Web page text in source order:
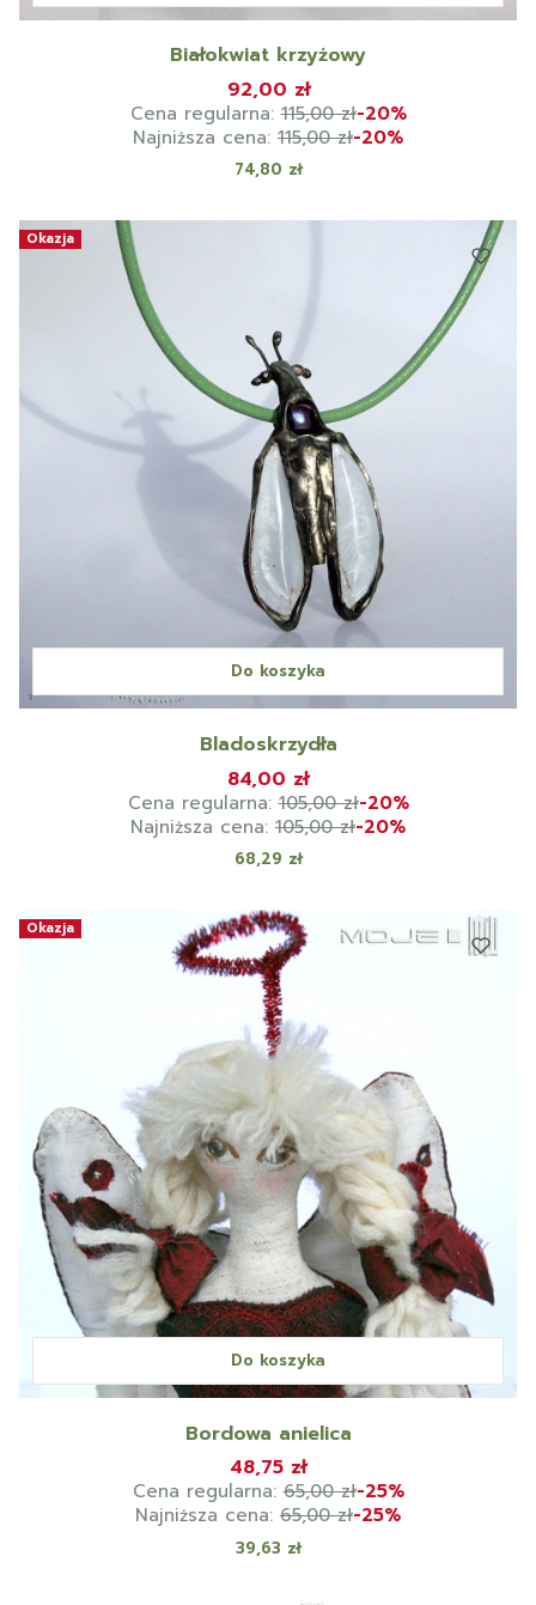
Białokwiat krzyżowy
92,00 zł
Cena regularna: 115,00 zł-20%
Najniższa cena: 115,00 zł-20%
Cena
74,80 zł
Okazja
Do koszyka
Bladoskrzydła
84,00 zł
Cena regularna: 105,00 zł-20%
Najniższa cena: 105,00 zł-20%
Cena
68,29 zł
Okazja
Do koszyka
Bordowa anielica
48,75 zł
Cena regularna: 65,00 zł-25%
Najniższa cena: 65,00 zł-25%
Cena
39,63 zł